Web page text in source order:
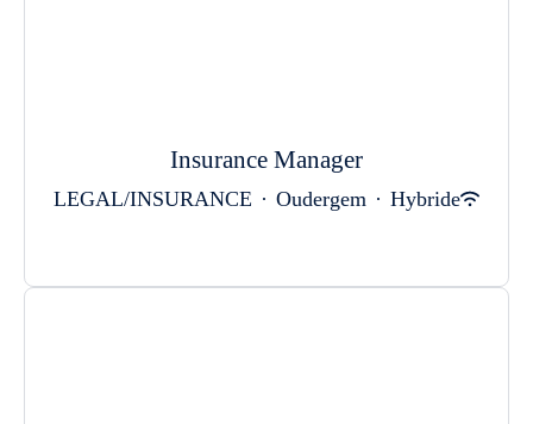
Insurance Manager
LEGAL/INSURANCE · Oudergem · Hybride